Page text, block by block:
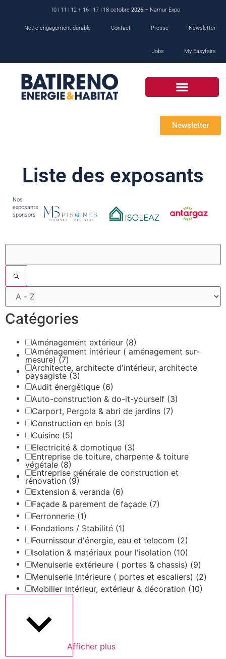
10 | 11 | 12 + 16 | 17 | 18 octobre 2026– Namur Expo
Notre engagement durable Contact Presse Newsletter
Jobs My Easyfairs
Newsletter
Liste des exposants
Nos
exposants
sponsors
Catégories
Aménagement extérieur (8)
Aménagement intérieur ( aménagement sur-
mesure) (7)
Architecte, architecte d'intérieur, architecte
paysagiste (3)
Audit énergétique (6)
Auto-construction & do-it-yourself (3)
Carport, Pergola & abri de jardins (7)
Construction en bois (3)
Cuisine (5)
Electricité & domotique (3)
Entreprise de toiture, charpente & toiture
végétale (8)
Entreprise générale de construction et
rénovation (9)
Extension & veranda (6)
Façade & parement de façade (7)
Ferronnerie (1)
Fondations / Stabilité (1)
Fournisseur d'énergie, eau et telecom (2)
Isolation & matériaux pour l'isolation (10)
Menuiserie extérieure ( portes & chassis) (9)
Menuiserie intérieure ( portes et escaliers) (2)
Mobilier intérieur, extérieur & décoration (10)
Afficher plus